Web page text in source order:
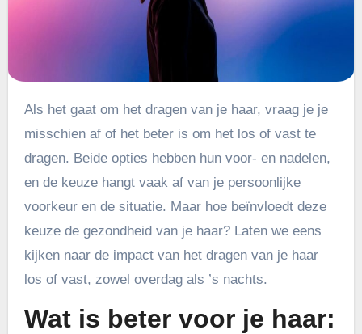
Als het gaat om het dragen van je haar, vraag je je
misschien af of het beter is om het los of vast te
dragen. Beide opties hebben hun voor- en nadelen,
en de keuze hangt vaak af van je persoonlijke
voorkeur en de situatie. Maar hoe beïnvloedt deze
keuze de gezondheid van je haar? Laten we eens
kijken naar de impact van het dragen van je haar
los of vast, zowel overdag als ’s nachts.
Wat is beter voor je haar: